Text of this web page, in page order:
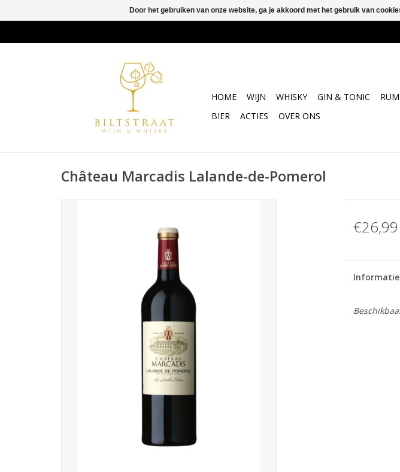
HOME WIJN WHISKY GIN & TONIC RUM
BIER
ACTIES OVER ONS
Château Marcadis Lalande-de-Pomerol
€26,99
Informatie
Door het gebruiken van onze website, ga je akkoord met het gebruik van